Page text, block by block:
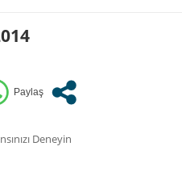
Deneyin